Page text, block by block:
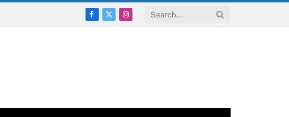
Facebook
X
Instagram